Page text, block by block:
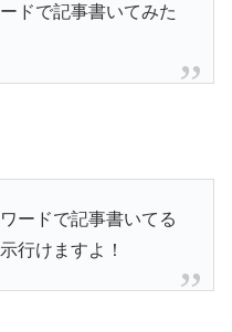
ドで記事書いてみた
ードで記事書いてる
行けますよ！